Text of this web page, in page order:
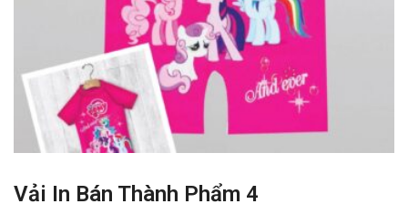
Vải In Bán Thành Phẩm 4